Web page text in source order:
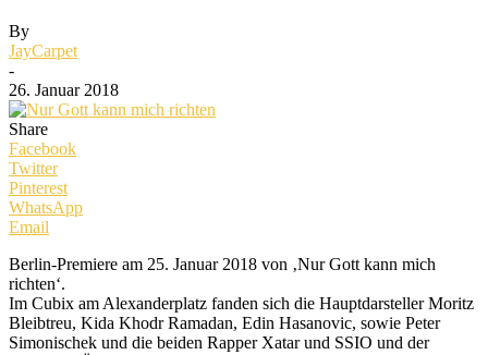
By
JayCarpet
-
26. Januar 2018
Share
Facebook
Twitter
Pinterest
WhatsApp
Email
Berlin-Premiere am 25. Januar 2018 von ‚Nur Gott kann mich
richten‘.
Im Cubix am Alexanderplatz fanden sich die Hauptdarsteller Moritz
Bleibtreu, Kida Khodr Ramadan, Edin Hasanovic, sowie Peter
Simonischek und die beiden Rapper Xatar und SSIO und der